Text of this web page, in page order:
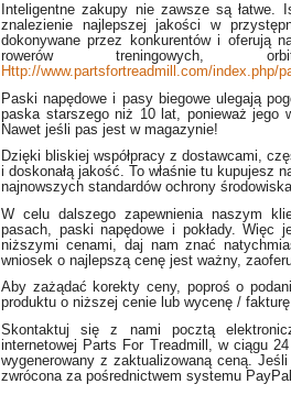
Inteligentne zakupy nie zawsze są
znalezienie najlepszej jakości w
dokonywane przez konkurentów i oferują
rowerów treningowych,
Http://www.partsfortreadmill.com/index.php/
Paski napędowe i pasy biegowe ulegają
paska starszego niż 10 lat, ponieważ jego
Nawet jeśli pas jest w magazynie!
Dzięki bliskiej współpracy z dostawcami,
i doskonałą jakość. To właśnie tu kupujesz
najnowszych standardów ochrony
W celu dalszego zapewnienia naszym
pasach, paski napędowe i pokłady.
niższymi cenami, daj nam znać
wniosek o najlepszą cenę jest ważny,
Aby zażądać korekty ceny, poproś o
produktu o niższej cenie lub wycenę /
Skontaktuj się z nami pocztą
internetowej Parts For Treadmill, w ciągu
wygenerowany z zaktualizowaną ceną.
zwrócona za pośrednictwem systemu